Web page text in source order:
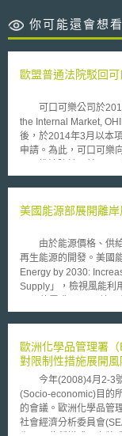
你可能還會想看
歐盟普通法院駁回
可口可樂公司於2011
the Internal Market,
後，於2014年3月以本
申請。為此，可口可樂
備與市場上其他可樂瓶
法證明該瓶身於市場上
識為指示商品或服務來
適用條件，基於上述理由判決
程度呈現OHIM與歐盟法
有關外觀設計與商標的
Regulation (EC) No.
販售之商品外觀或形狀
能。 「本文同步
美國能源部展開離
由於能源價格、供給
再生能源的開發。美國
Energy by 2030:
Supply」，檢視風能利
求及價格降低，導致風
幾乎每年呈倍數成長，
關的計畫研發，在今年
年的離岸風力能源計
四處離岸地區導入風力
展，並能協助美國能源
具有潛力的能源，估計
危機及經濟和環境的挑
歐洲化學品管理署
對限制性措施展開
今年(2008)4月2-3號
(Socio-economic)目的
的會議。歐洲化學品管
社會經濟分析委員會